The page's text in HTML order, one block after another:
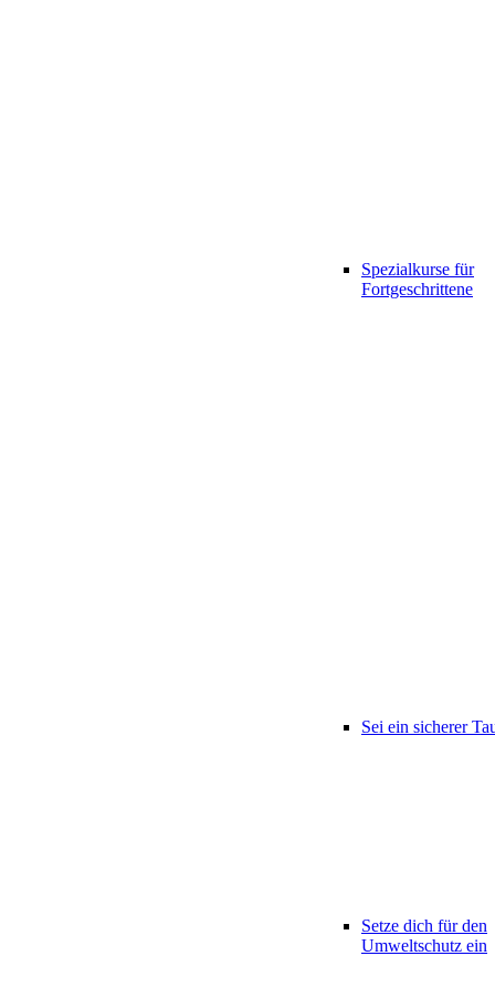
Spezialkurse für
Fortgeschrittene
Sei ein sicherer
Setze dich für den
Umweltschutz ein